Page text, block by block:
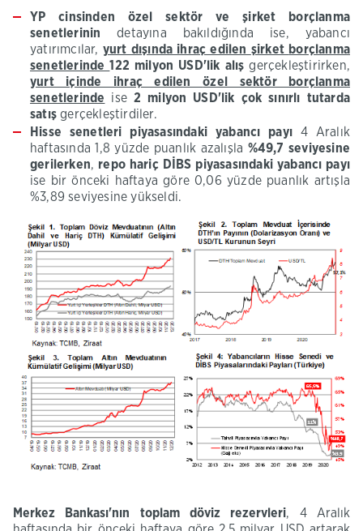
YP cinsinden özelsektör ve şirket
borçlanma
senetlerinindetayına bakıldığında ise, yabancı
yatırımcılar, yurt dışında ihraç edilen şirket borçlanma
senetlerinde122 milyon USD'lik alışgerçekleştirirken,
yurt içinde ihraç edilenözel sektör borçlanma
senetlerinde
ise 2 milyon USD'lik çok sınırlı tutarda
satışgerçekleştirdiler.
Hisse senetleri piyasasındaki yabancı payı 4 Aralık
haftasında 1,8 yüzde puanlık azalışla %49,7 seviyesine
gerilerken, repo hariç DİBS piyasasındaki yabancı payı
ise bir önceki haftaya göre 0,06 yüzde puanlık artışla
%3,89 seviyesine yükseldi. ​
Merkez Bankası'nın toplam döviz rezervleri, 4 Aralık